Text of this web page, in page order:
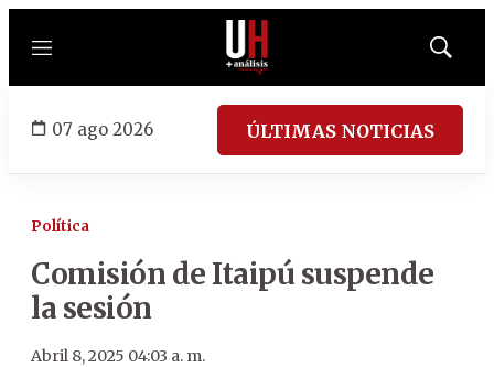
Menú
Mostrar
07 ago 2026 ÚLTIMAS NOTICIAS
Política
Comisión de Itaipú suspende
la sesión
Abril 8, 2025 04:03 a. m.